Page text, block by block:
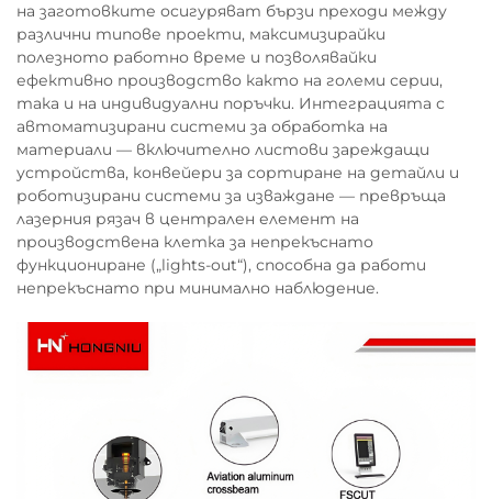
на заготовките осигуряват бързи преходи между
различни типове проекти, максимизирайки
полезното работно време и позволявайки
ефективно производство както на големи серии,
така и на индивидуални поръчки. Интеграцията с
автоматизирани системи за обработка на
материали — включително листови зареждащи
устройства, конвейери за сортиране на детайли и
роботизирани системи за изваждане — превръща
лазерния рязач в централен елемент на
производствена клетка за непрекъснато
функциониране („lights-out“), способна да работи
непрекъснато при минимално наблюдение.